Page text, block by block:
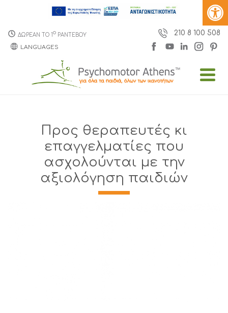
ΔΩΡΕΑΝ ΤΟ 1o ΡΑΝΤΕΒΟΥ
LANGUAGES
210 8 100 508
Προς θεραπευτές κι
επαγγελματίες που
ασχολούνται με την
αξιολόγηση παιδιών